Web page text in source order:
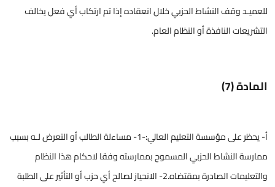
للعميـد وقف النشاط الحزبي خلال انعقاده إذا تم ارتكاب أي فعل يخالف
التشريعات النافذة أو النظام العام.
المادة (7)
أ- يحظر على مؤسسة التعليم العالي:-1- مساءلة الطالب أو التعرض لـه بسبب
ممارسة النشاط الحزبي المسموح بممارسته وفقا لاحكام هذا النظام
والتعليمات الصادرة بمقتضاه.2- الانحياز لصالح أي حزب أو التأثير على الطلبة